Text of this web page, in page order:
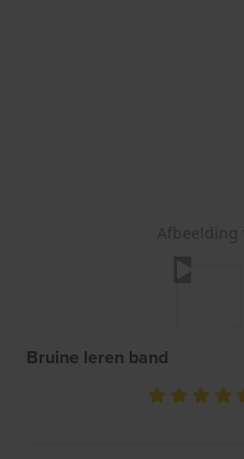
Afbeelding
Bruine leren band